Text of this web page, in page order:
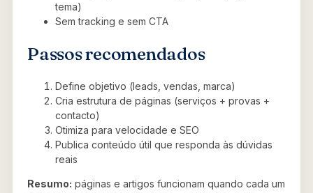
tema)
Sem tracking e sem CTA
Passos recomendados
Define objetivo (leads, vendas, marca)
Cria estrutura de páginas (serviços + provas +
contacto)
Otimiza para velocidade e SEO
Publica conteúdo útil que responda às dúvidas
reais
Resumo: páginas e artigos funcionam quando cada um